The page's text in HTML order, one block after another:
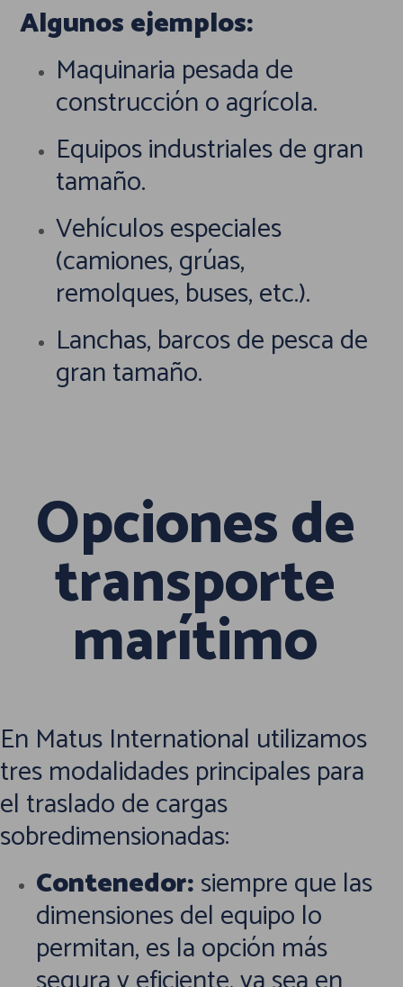
Algunos ejemplos:
Maquinaria pesada de
construcción o agrícola.
Equipos industriales de gran
tamaño.
Vehículos especiales
(camiones, grúas,
remolques, buses, etc.).
Lanchas, barcos de pesca de
gran tamaño.
Opciones de
transporte
marítimo
En Matus International utilizamos
tres modalidades principales para
el traslado de cargas
sobredimensionadas:
Contenedor:siempre que las
dimensiones del equipo lo
permitan, es la opción más